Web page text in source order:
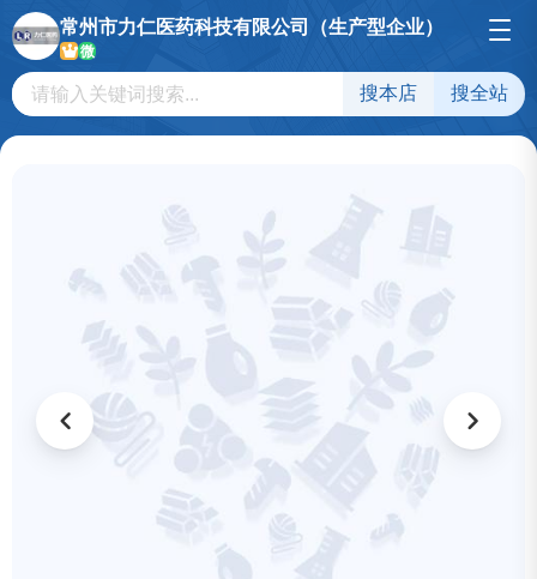
常州市力仁医药科技有限公司（生产型企业）
微
搜本店 搜全站